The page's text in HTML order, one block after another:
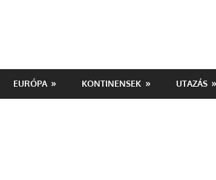
EURÓPA KONTINENSEK UTAZÁS